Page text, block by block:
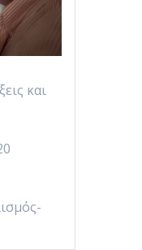
και